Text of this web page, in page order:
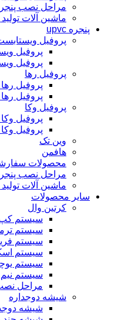
مراحل نصب
ماشین آلات
پنجره upvc
پروفیل
پروفیل
پروفیل
پروفیل رها
پروفیل رها
پروفیل رها
پروفیل وکا
پروفیل
پروفیل وکا
وین تک
هافمن
محصولات
مراحل نصب
ماشین آلات
سایر محصولات
کرتین وال
سیستم کپ
سیستم
سیستم
سیستم
سیستم
سیستم
مراحل
شیشه دوجداره
شیشه